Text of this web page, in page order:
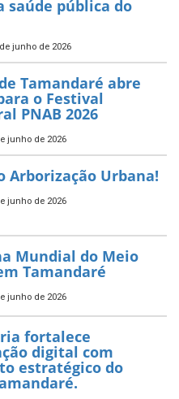
de 2025
Selo
Sebrae pelo
consecutivo e
no apoio ao
junho de 2026
para
pública do
junho de 2026
Tamandaré abre
o Festival
PNAB 2026